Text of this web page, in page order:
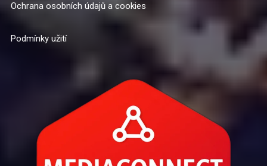
Ochrana osobních údajů a cookies
Podmínky užití